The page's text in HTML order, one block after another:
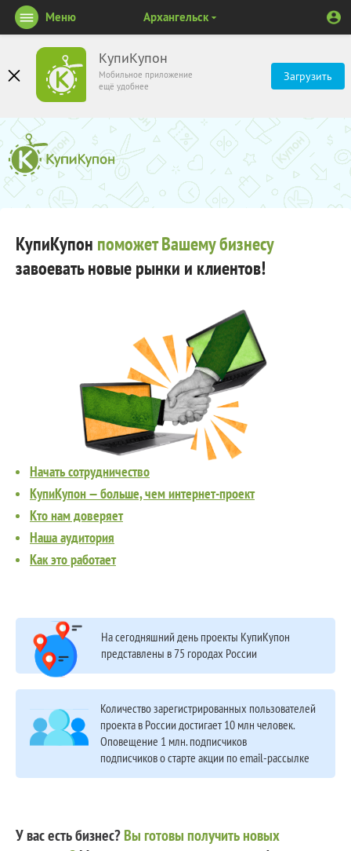
КупиКупон
Мобильное приложение
ещё удобнее
Загрузить
Меню Архангельск
КупиКупон поможет Вашему бизнесу
завоевать новые рынки и клиентов!
Начать сотрудничество
КупиКупон — больше, чем интернет-проект
Кто нам доверяет
Наша аудитория
Как это работает
На сегодняшний день проекты КупиКупон
представлены в 75 городах России
Количество зарегистрированных пользователей
проекта в России достигает 10 млн человек.
Оповещение 1 млн. подписчиков
подписчиков о старте акции по email-рассылке
У вас есть бизнес?Вы готовы получить новых